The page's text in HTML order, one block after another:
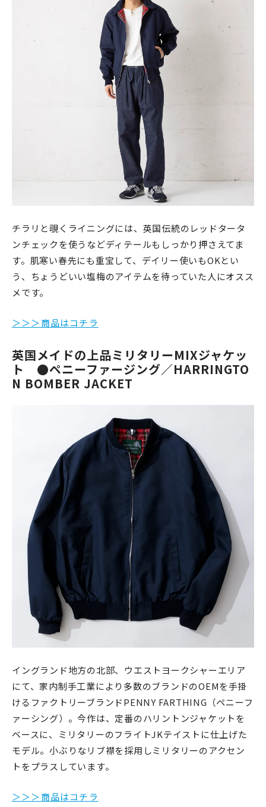
チラリと覗くライニングには、英国伝統のレッドタータ
ンチェックを使うなどディテールもしっかり押さえてま
す。肌寒い春先にも重宝して、デイリー使いもOKとい
う、ちょうどいい塩梅のアイテムを待っていた人にオスス
メです。
＞＞＞商品はコチラ
英国メイドの上品ミリタリーMIXジャケッ
ト
●ペニーファージング／HARRINGTO
N BOMBER JACKET
イングランド地方の北部、ウエストヨークシャーエリア
にて、家内制手工業により多数のブランドのOEMを手掛
けるファクトリーブランドPENNY FARTHING（ペニーフ
ァーシング）。今作は、定番のハリントンジャケットを
ベースに、ミリタリーのフライトJKテイストに仕上げた
モデル。小ぶりなリブ襟を採用しミリタリーのアクセン
トをプラスしています。
＞＞＞商品はコチラ